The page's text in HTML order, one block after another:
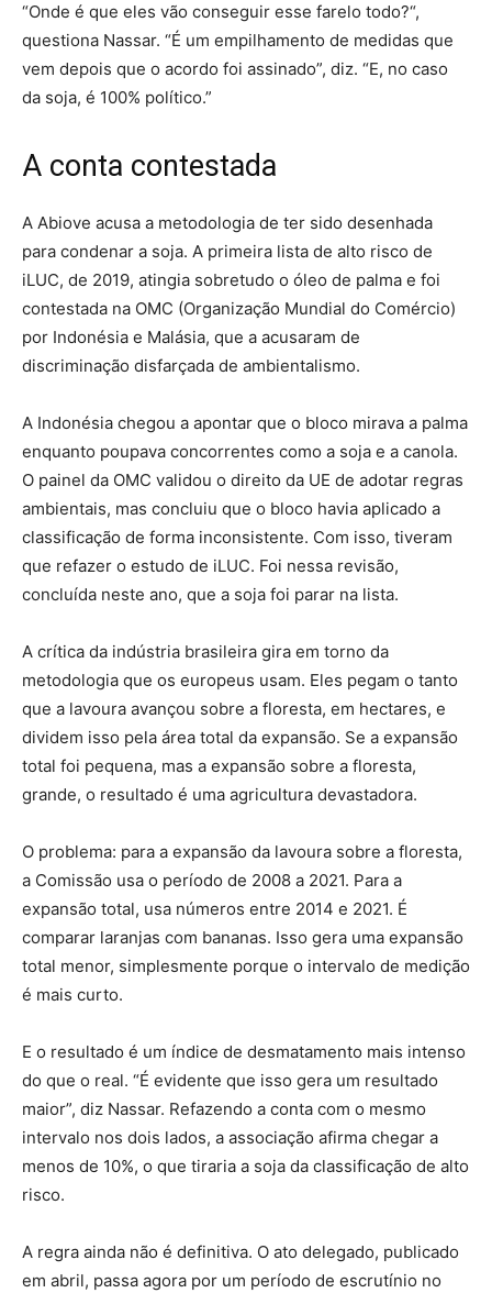
“Onde é que eles vão conseguir esse farelo todo?“,
questiona Nassar. “É um empilhamento de medidas que
vem depois que o acordo foi assinado”, diz. “E, no caso
da soja, é 100% político.”
A conta contestada
A Abiove acusa a metodologia de ter sido desenhada
para condenar a soja. A primeira lista de alto risco de
iLUC, de 2019, atingia sobretudo o óleo de palma e foi
contestada na OMC (Organização Mundial do Comércio)
por Indonésia e Malásia, que a acusaram de
discriminação disfarçada de ambientalismo.
A Indonésia chegou a apontar que o bloco mirava a palma
enquanto poupava concorrentes como a soja e a canola.
O painel da OMC validou o direito da UE de adotar regras
ambientais, mas concluiu que o bloco havia aplicado a
classificação de forma inconsistente. Com isso, tiveram
que refazer o estudo de iLUC. Foi nessa revisão,
concluída neste ano, que a soja foi parar na lista.
A crítica da indústria brasileira gira em torno da
metodologia que os europeus usam. Eles pegam o tanto
que a lavoura avançou sobre a floresta, em hectares, e
dividem isso pela área total da expansão. Se a expansão
total foi pequena, mas a expansão sobre a floresta,
grande, o resultado é uma agricultura devastadora.
O problema: para a expansão da lavoura sobre a floresta,
a Comissão usa o período de 2008 a 2021. Para a
expansão total, usa números entre 2014 e 2021. É
comparar laranjas com bananas. Isso gera uma expansão
total menor, simplesmente porque o intervalo de medição
é mais curto.
E o resultado é um índice de desmatamento mais intenso
do que o real. “É evidente que isso gera um resultado
maior”, diz Nassar. Refazendo a conta com o mesmo
intervalo nos dois lados, a associação afirma chegar a
menos de 10%, o que tiraria a soja da classificação de alto
risco.
A regra ainda não é definitiva. O ato delegado, publicado
em abril, passa agora por um período de escrutínio no